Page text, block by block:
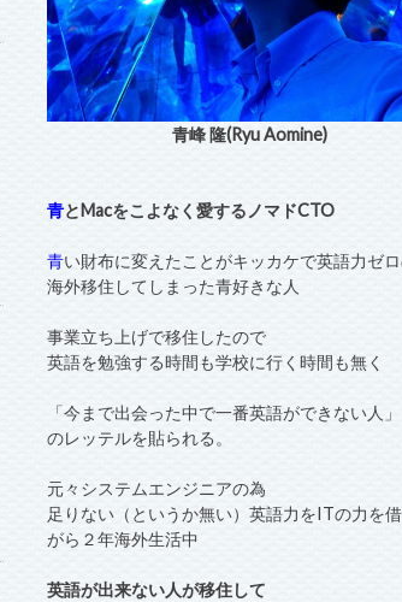
青峰 隆(Ryu Aomine)
青とMacをこよなく愛するノマドCTO
青い財布に変えたことがキッカケで英語力ゼロ
海外移住してしまった青好きな人
事業立ち上げで移住したので
英語を勉強する時間も学校に行く時間も無く
「今まで出会った中で一番英語ができない人」
のレッテルを貼られる。
元々システムエンジニアの為
足りない（というか無い）英語力をITの力を
がら２年海外生活中
英語が出来ない人が移住して